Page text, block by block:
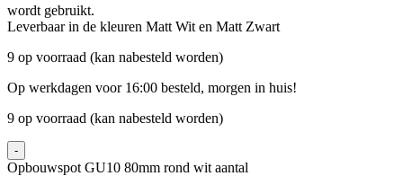
wordt gebruikt.
Leverbaar in de kleuren Matt Wit en Matt Zwart
9 op voorraad (kan nabesteld worden)
Op werkdagen voor 16:00 besteld, morgen in huis!
9 op voorraad (kan nabesteld worden)
-
Opbouwspot GU10 80mm rond wit aantal